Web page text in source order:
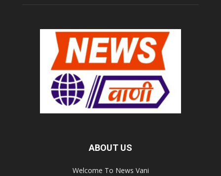
ABOUT US
Welcome To News Vani